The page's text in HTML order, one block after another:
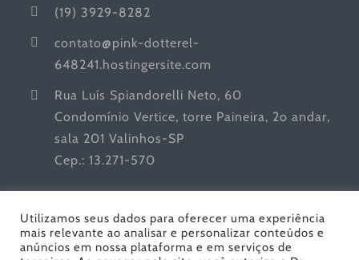
(19) 3929-8282
contato@pink-dotterel-
648241.hostingersite.com
Rua Luís Spiandorelli Neto, 60
Condomínio Vertice, torre Paineira, 2o andar,
sala 201 Valinhos-SP
Cep.: 13.271-570
Utilizamos seus dados para oferecer uma experiência
mais relevante ao analisar e personalizar conteúdos e
anúncios em nossa plataforma e em serviços de